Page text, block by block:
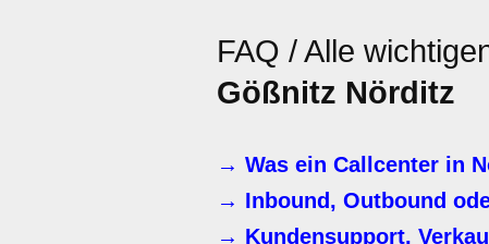
FAQ / Alle
Gößnitz Nörditz
→ Was ein Callcenter in
→ Inbound, Outbound
→ Kundensupport,